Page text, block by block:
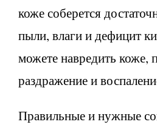
коже соберется
пыли, влаги и дефицит
можете навредить коже,
раздражение и
Правильные и нужные